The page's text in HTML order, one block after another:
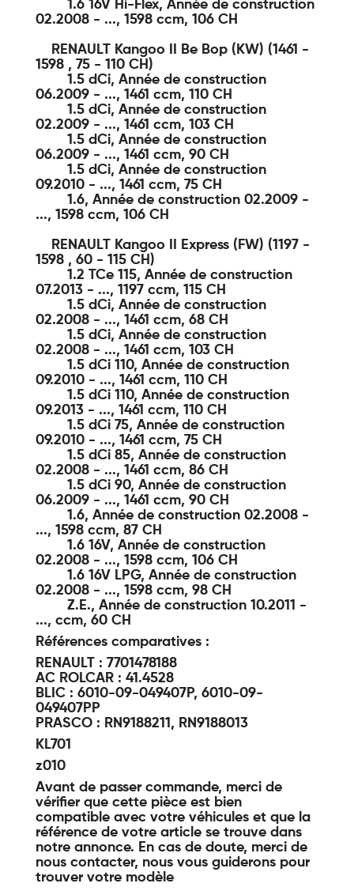
1.6 16V Hi-Flex, Année de construction
02.2008 - ..., 1598 ccm, 106 CH
RENAULT Kangoo II Be Bop (KW) (1461 -
1598 , 75 - 110 CH)
1.5 dCi, Année de construction
06.2009 - ..., 1461 ccm, 110 CH
1.5 dCi, Année de construction
02.2009 - ..., 1461 ccm, 103 CH
1.5 dCi, Année de construction
06.2009 - ..., 1461 ccm, 90 CH
1.5 dCi, Année de construction
09.2010 - ..., 1461 ccm, 75 CH
1.6, Année de construction 02.2009 -
..., 1598 ccm, 106 CH
RENAULT Kangoo II Express (FW) (1197 -
1598 , 60 - 115 CH)
1.2 TCe 115, Année de construction
07.2013 - ..., 1197 ccm, 115 CH
1.5 dCi, Année de construction
02.2008 - ..., 1461 ccm, 68 CH
1.5 dCi, Année de construction
02.2008 - ..., 1461 ccm, 103 CH
1.5 dCi 110, Année de construction
09.2010 - ..., 1461 ccm, 110 CH
1.5 dCi 110, Année de construction
09.2013 - ..., 1461 ccm, 110 CH
1.5 dCi 75, Année de construction
09.2010 - ..., 1461 ccm, 75 CH
1.5 dCi 85, Année de construction
02.2008 - ..., 1461 ccm, 86 CH
1.5 dCi 90, Année de construction
06.2009 - ..., 1461 ccm, 90 CH
1.6, Année de construction 02.2008 -
..., 1598 ccm, 87 CH
1.6 16V, Année de construction
02.2008 - ..., 1598 ccm, 106 CH
1.6 16V LPG, Année de construction
02.2008 - ..., 1598 ccm, 98 CH
Z.E., Année de construction 10.2011 -
..., ccm, 60 CH
Références comparatives :
RENAULT : 7701478188
AC ROLCAR : 41.4528
BLIC : 6010-09-049407P, 6010-09-
049407PP
PRASCO : RN9188211, RN9188013
KL701
z010
Avant de passer commande, merci de
vérifier que cette pièce est bien
compatible avec votre véhicules et que la
référence de votre article se trouve dans
notre annonce. En cas de doute, merci de
nous contacter, nous vous guiderons pour
trouver votre modèle